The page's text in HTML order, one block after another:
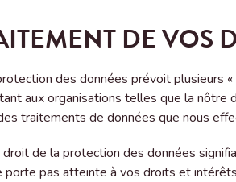
DE VOS
des données prévoit
aux organisations telles que la
traitements de données que nous
droit de la protection des données
porte pas atteinte à vos droits et